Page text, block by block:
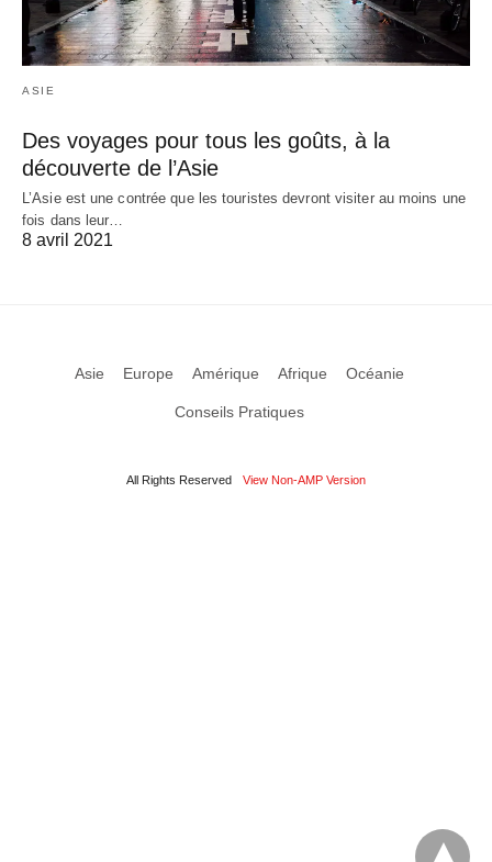
ASIE
Des voyages pour tous les goûts, à la
découverte de l’Asie
L’Asie est une contrée que les touristes devront visiter au moins une
fois dans leur…
8 avril 2021
Asie Europe Amérique Afrique Océanie
Conseils Pratiques
All Rights Reserved View Non-AMP Version